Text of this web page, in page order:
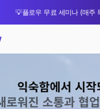
💡플로우 무료 세미나 (매주
익숙함에서 시작
로워진 소통과 협